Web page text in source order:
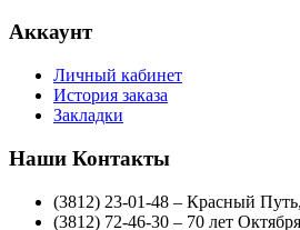
Аккаунт
Личный кабинет
История заказа
Закладки
Наши Контакты
(3812) 23-01-48 – Красный
(3812) 72-46-30 – 70 лет